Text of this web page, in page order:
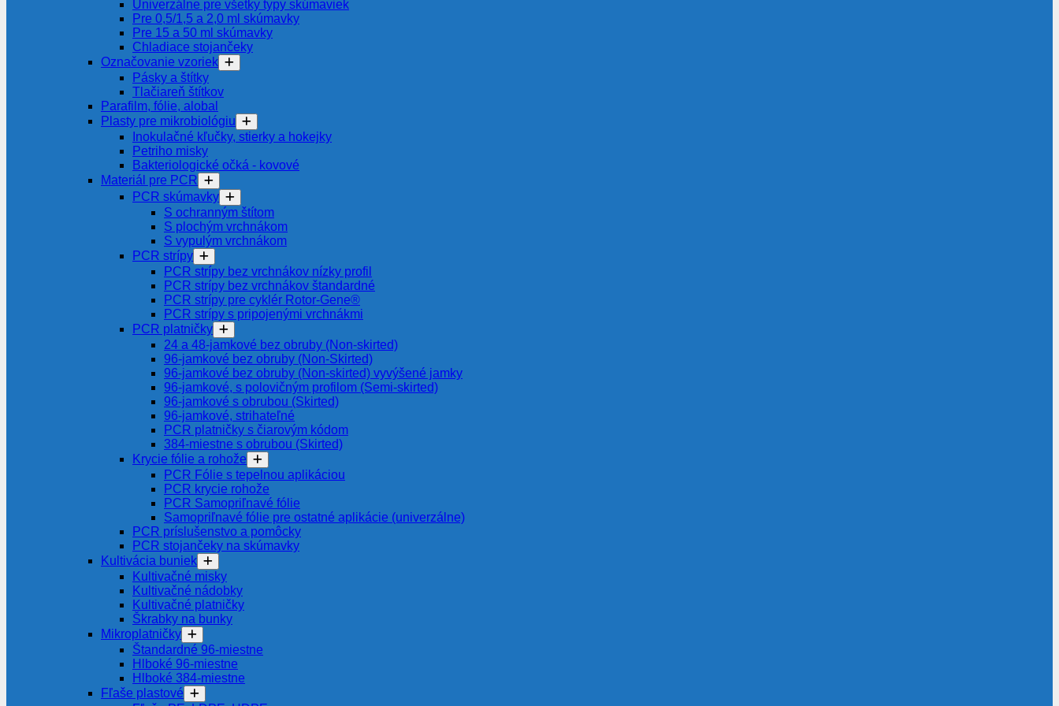
Univerzálne pre všetky typy skúmaviek
Pre 0,5/1,5 a 2,0 ml skúmavky
Pre 15 a 50 ml skúmavky
Chladiace stojančeky
Označovanie vzoriek
Pásky a štítky
Tlačiareň štítkov
Parafilm, fólie, alobal
Plasty pre mikrobiológiu
Inokulačné kľučky, stierky a hokejky
Petriho misky
Bakteriologické očká - kovové
Materiál pre PCR
PCR skúmavky
S ochranným štítom
S plochým vrchnákom
S vypulým vrchnákom
PCR strípy
PCR strípy bez vrchnákov nízky profil
PCR strípy bez vrchnákov štandardné
PCR strípy pre cyklér Rotor-Gene®
PCR strípy s pripojenými vrchnákmi
PCR platničky
24 a 48-jamkové bez obruby (Non-skirted)
96-jamkové bez obruby (Non-Skirted)
96-jamkové bez obruby (Non-skirted) vyvýšené jamky
96-jamkové, s polovičným profilom (Semi-skirted)
96-jamkové s obrubou (Skirted)
96-jamkové, strihateľné
PCR platničky s čiarovým kódom
384-miestne s obrubou (Skirted)
Krycie fólie a rohože
PCR Fólie s tepelnou aplikáciou
PCR krycie rohože
PCR Samopriľnavé fólie
Samopriľnavé fólie pre ostatné aplikácie (univerzálne)
PCR príslušenstvo a pomôcky
PCR stojančeky na skúmavky
Kultivácia buniek
Kultivačné misky
Kultivačné nádobky
Kultivačné platničky
Škrabky na bunky
Mikroplatničky
Štandardné 96-miestne
Hlboké 96-miestne
Hlboké 384-miestne
Fľaše plastové